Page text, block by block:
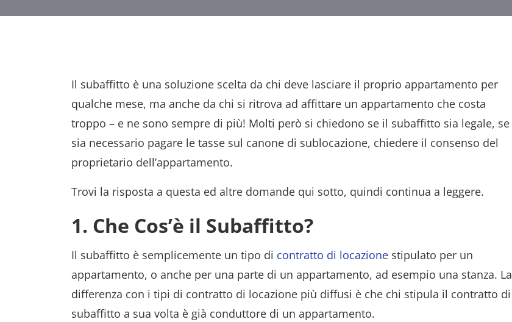
Il subaffitto è una soluzione scelta da chi deve lasciare il proprio appartamento per
qualche mese, ma anche da chi si ritrova ad affittare un appartamento che costa
troppo – e ne sono sempre di più! Molti però si chiedono se il subaffitto sia legale, se
sia necessario pagare le tasse sul canone di sublocazione, chiedere il consenso del
proprietario dell’appartamento.
Trovi la risposta a questa ed altre domande qui sotto, quindi continua a leggere.
1. Che Cos’è il Subaffitto?
Il subaffitto è semplicemente un tipo di contratto di locazione stipulato per un
appartamento, o anche per una parte di un appartamento, ad esempio una stanza. La
differenza con i tipi di contratto di locazione più diffusi è che chi stipula il contratto di
subaffitto a sua volta è già conduttore di un appartamento.